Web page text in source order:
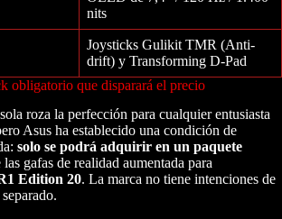
nits
Joysticks Gulikit TMR (Anti-
drift) y Transforming D-Pad
obligatorio que disparará el precio
roza la perfección para cualquier entusiasta
Asus ha establecido una condición de
solo se podrá adquirir en un paquete
gafas de realidad aumentada para
Edition 20. La marca no tiene intenciones de